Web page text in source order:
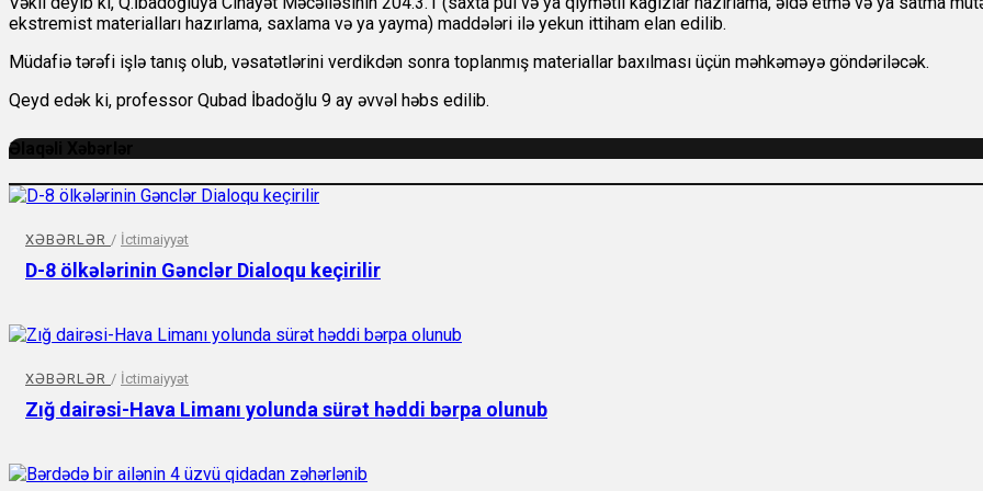
ekstremist materialları hazırlama, saxlama və ya yayma) maddələri ilə yekun ittiham elan edilib.
Müdafiə tərəfi işlə tanış olub, vəsatətlərini verdikdən sonra toplanmış materiallar baxılması üçün məhkəməyə göndəriləcək.
Qeyd edək ki, professor Qubad İbadoğlu 9 ay əvvəl həbs edilib.
Əlaqəli Xəbərlər
XƏBƏRLƏR / İctimaiyyət
D-8 ölkələrinin Gənclər Dialoqu keçirilir
XƏBƏRLƏR / İctimaiyyət
Zığ dairəsi-Hava Limanı yolunda sürət həddi bərpa olunub